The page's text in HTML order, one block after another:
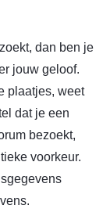
dan ben je
jouw geloof.
plaatjes, weet
dat je een
bezoekt,
voorkeur.